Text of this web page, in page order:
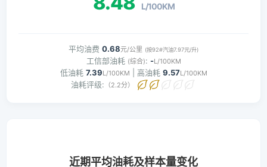
L/100KM
平均油费 0.68元/公里 (按92#汽油7.97元/升)
工信部油耗 (综合): -L/100KM
低油耗 7.39L/100KM | 高油耗 9.57L/100KM
油耗评级: （2.2分）